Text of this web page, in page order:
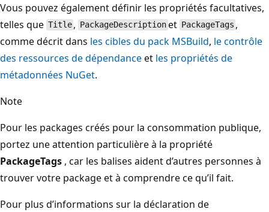
Vous pouvez également définir les propriétés facultatives,
telles que Title , PackageDescriptionet PackageTags ,
comme décrit dans les cibles du pack MSBuild, le contrôle
des ressources de dépendanceet les propriétés de
métadonnées NuGet.
Note
Pour les packages créés pour la consommation publique,
portez une attention particulière à la propriété
PackageTags , car les balises aident d’autres personnes à
trouver votre package et à comprendre ce qu’il fait.
Pour plus d’informations sur la déclaration de